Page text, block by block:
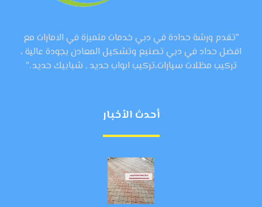
"تقدم ورشة حدادة في دبي خدمات متميزة في الامارات مع
افضل حداد في دبي تصنيع وتشكيل المعادن بجودة عالية ،
تركيب مظلات سيارات،تركيب ابواب حديد , شبابيك حديد ."
أحدث الأخبار